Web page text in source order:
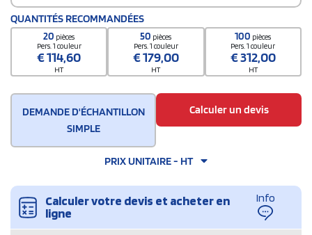
QUANTITÉS RECOMMANDÉES
20 pièces
Pers. 1 couleur
€114,60
HT
50 pièces
Pers. 1 couleur
€179,00
HT
100 pièces
Pers. 1 couleur
€312,00
HT
DEMANDE D'ÉCHANTILLON
SIMPLE
Calculer un devis
PRIX UNITAIRE - HT
Calculer votre devis et acheter en
ligne
Info